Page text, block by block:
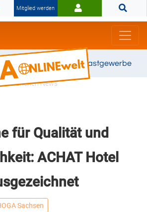
Mitglied werden
stark für das Gastgewerbe
Branchen News
für Qualität und
ACHAT Hotel
Sachsen